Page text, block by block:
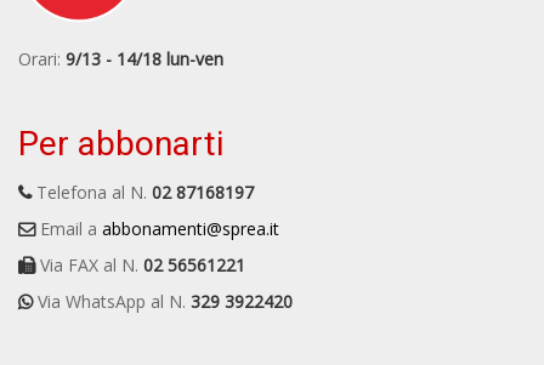
Orari: 9/13 - 14/18 lun-ven
Per abbonarti
Telefona al N. 02 87168197
Email a abbonamenti@sprea.it
Via FAX al N. 02 56561221
Via WhatsApp al N. 329 3922420